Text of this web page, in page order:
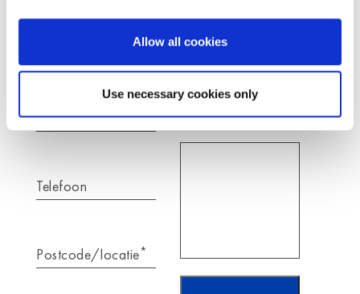
Allow all cookies
Use necessary cookies only
E-mail*
Telefoon
Postcode/locatie*